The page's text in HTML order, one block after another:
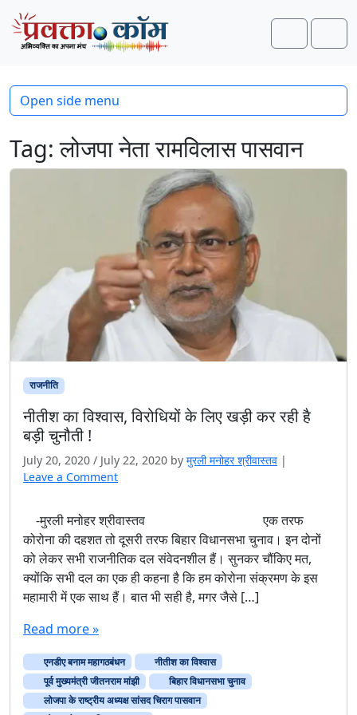
Skip to content
Skip to footer
Search
Tag:लोजपा नेता रामविलास पासवान
राजनीति
नीतीश का विश्वास, विरोधियों के लिए खड़ी कर रही है
बड़ी चुनौती !
July 20, 2020 / July 22, 2020 by मुरली मनोहर श्रीवास्तव |
Leave a Comment
-मुरली मनोहर श्रीवास्तव एक तरफ
कोरोना की दहशत तो दूसरी तरफ बिहार विधानसभा चुनाव। इन दोनों
को लेकर सभी राजनीतिक दल संवेदनशील हैं। सुनकर चौंकिए मत,
क्योंकि सभी दल का एक ही कहना है कि हम कोरोना संक्रमण के इस
महामारी में एक साथ हैं। बात भी सही है, मगर जैसे […]
Read more »
एनडीए बनाम महागठबंधन
नीतीश का विश्वास
पूर्व मुख्यमंत्री जीतनराम मांझी
बिहार विधानसभा चुनाव
लोजपा के राष्ट्रीय अध्यक्ष सांसद चिराग पासवान
Open side menu